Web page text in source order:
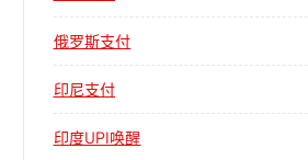
俄罗斯支付
印尼支付
印度UPI唤醒